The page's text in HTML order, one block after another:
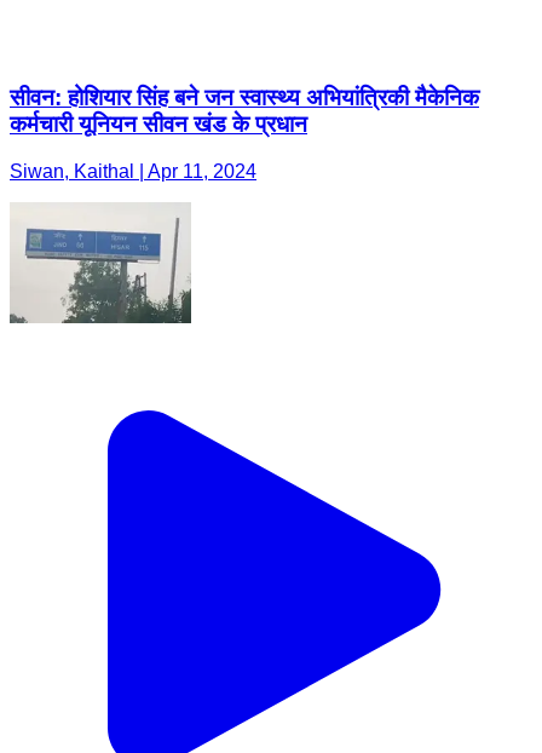
सीवन: होशियार सिंह बने जन स्वास्थ्य अभियांत्रिकी मैकेनिक
कर्मचारी यूनियन सीवन खंड के प्रधान
Siwan, Kaithal | Apr 11, 2024